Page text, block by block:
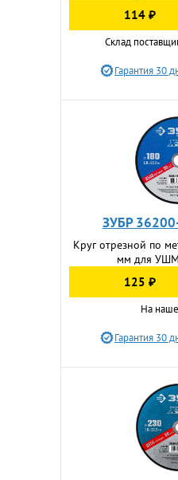
114 ₽
Склад
Гарантия 30
ЗУБР
Круг отрезной по
мм для УШМ
125 ₽
На
Гарантия 30